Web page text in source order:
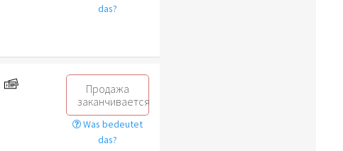
das?
Продажа
заканчивается
Was bedeutet
das?